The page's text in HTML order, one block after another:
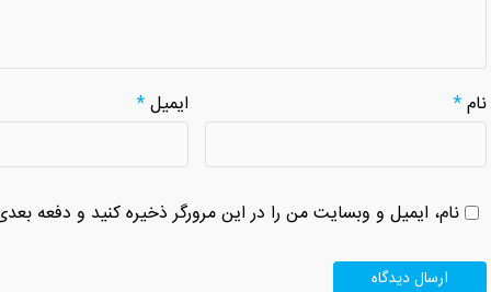
نام* ایمیل*
نام، ایمیل و وبسایت من را در این مرورگر ذخیره کنید و دفعه